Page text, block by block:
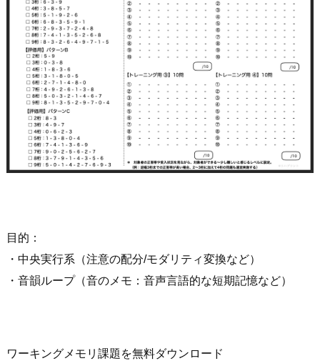
目的：
・中央実行系（注意の配分/モダリティ変換など）
・音韻ループ（音のメモ：音声言語的な短期記憶など）
ワーキングメモリ課題を無料ダウンロード